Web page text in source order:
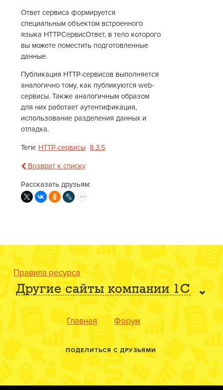
Ответ сервиса формируется
специальным объектом встроенного
языка HTTPСервисОтвет, в тело которого
вы можете поместить подготовленные
данные.
Публикация HTTP-сервисов выполняется
аналогично тому, как публикуются web-
сервисы. Также аналогичным образом
для них работает аутентификация,
использование разделения данных и
отладка.
Теги: HTTP-сервисы 8.3.5
Возврат к списку
Рассказать друзьям:
Правила ресурса
Другие сайты компании 1С
Главная Форум
ПОДЕЛИТЬСЯ С ДРУЗЬЯМИ